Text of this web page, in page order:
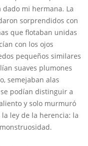
mi hermana. La
sorprendidos con
que flotaban unidas
con los ojos
pequeños similares
suaves plumones
semejaban alas
podían distinguir a
y solo murmuró
ley de la herencia: la